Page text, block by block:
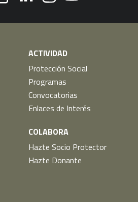
ACTIVIDAD
Protección Social
Programas
Convocatorias
Enlaces de Interés
COLABORA
Hazte Socio Protector
Hazte Donante